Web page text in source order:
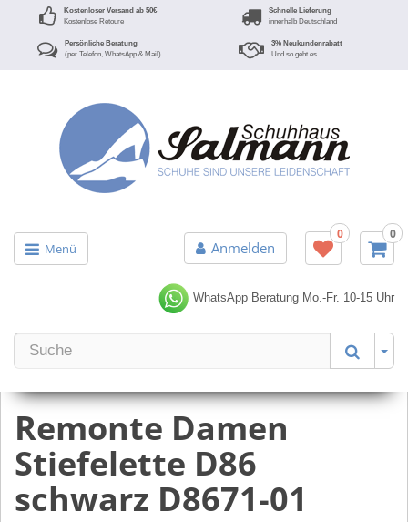
Kostenloser Versand ab 50€
Kostenlose Retoure
Schnelle Lieferung
innerhalb Deutschland
Persönliche Beratung
(per Telefon, WhatsApp & Mail)
3% Neukundenrabatt
Und so geht es …
Menü Anmelden
0 0
WhatsApp Beratung Mo.-Fr. 10-15 Uhr
Remonte Damen
Stiefelette D86
schwarz D8671-01